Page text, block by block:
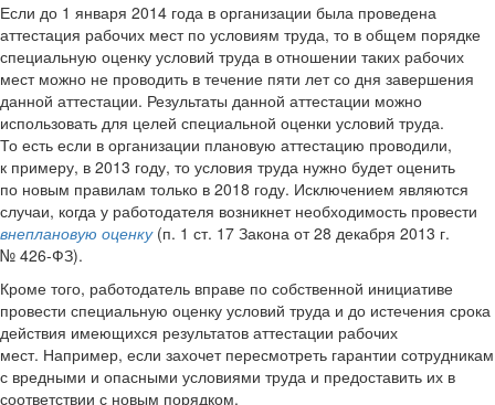
Если до 1 января 2014 года в организации была проведена
аттестация рабочих мест по условиям труда, то в общем порядке
специальную оценку условий труда в отношении таких рабочих
мест можно не проводить в течение пяти лет со дня завершения
данной аттестации. Результаты данной аттестации можно
использовать для целей специальной оценки условий труда.
То есть если в организации плановую аттестацию проводили,
к примеру, в 2013 году, то условия труда нужно будет оценить
по новым правилам только в 2018 году. Исключением являются
случаи, когда у работодателя возникнет необходимость провести
внеплановую оценку(п. 1 ст. 17 Закона от 28 декабря 2013 г.
№ 426-ФЗ).
Кроме того, работодатель вправе по собственной инициативе
провести специальную оценку условий труда и до истечения срока
действия имеющихся результатов аттестации рабочих
мест. Например, если захочет пересмотреть гарантии сотрудникам
с вредными и опасными условиями труда и предоставить их в
соответствии с новым порядком.